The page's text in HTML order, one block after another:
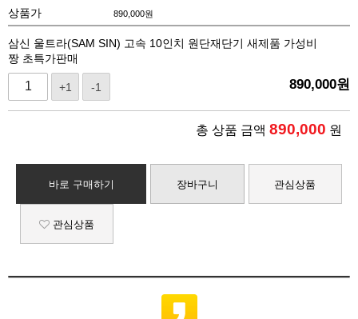
상품가 890,000원
삼신 울트라(SAM SIN) 고속 10인치 원단재단기 새제품 가성비
짱 초특가판매
+1 -1 890,000원
총 상품 금액 890,000 원
바로 구매하기 장바구니 관심상품
관심상품